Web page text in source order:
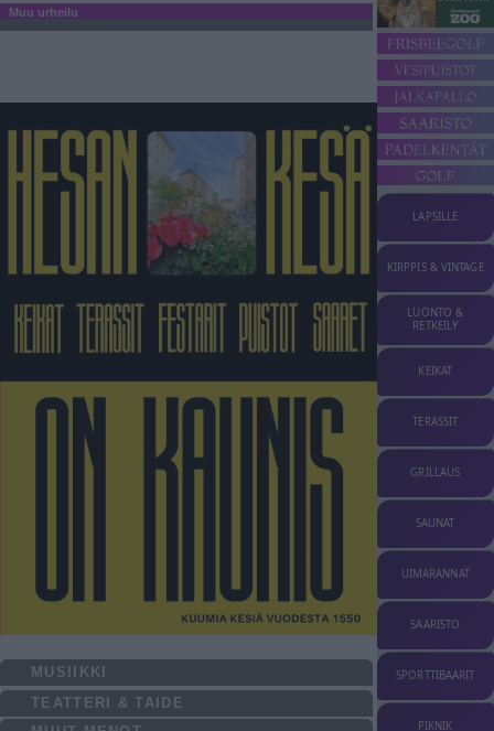
Muu urheilu
MUSIIKKI
TEATTERI & TAIDE
LAPSILLE
KIRPPIS & VINTAGE
LUONTO &
RETKEILY
KEIKAT
TERASSIT
GRILLAUS
SAUNAT
UIMARANNAT
SAARISTO
SPORTTIBAARIT
PIKNIK